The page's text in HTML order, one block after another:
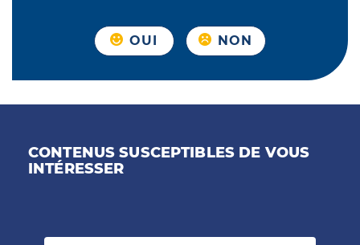
OUI NON
CONTENUS SUSCEPTIBLES DE VOUS
INTÉRESSER